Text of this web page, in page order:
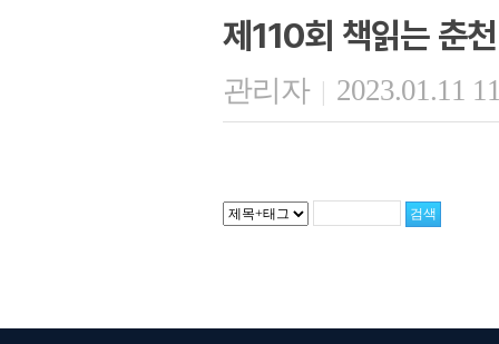
제110회 책읽는 춘천
관리자 | 2023.01.11